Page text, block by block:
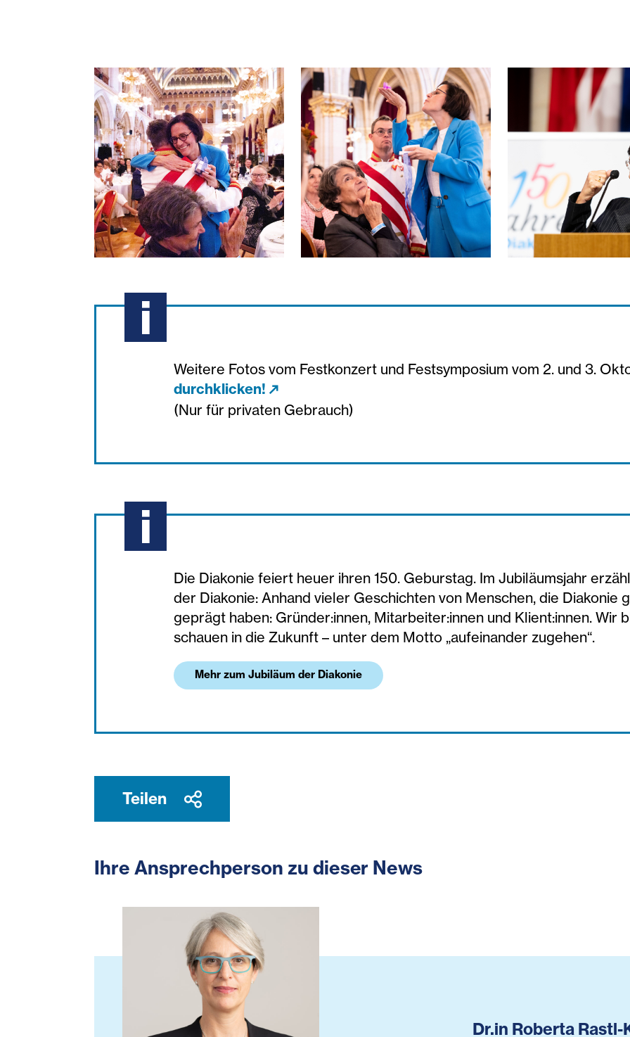
Weitere Fotos vom Festkonzert und Festsymposium vom 2. und 3.
durchklicken!
(Nur für privaten Gebrauch)
Die Diakonie feiert heuer ihren 150. Geburstag. Im Jubiläumsjahr
der Diakonie: Anhand vieler Geschichten von Menschen, die Diakonie
geprägt haben: Gründer:innen, Mitarbeiter:innen und Klient:innen. Wir
schauen in die Zukunft – unter dem Motto „aufeinander zugehen“.
Mehr zum Jubiläum der Diakonie
Teilen
Ihre Ansprechperson zu dieser News
Dr.in Roberta Rastl-